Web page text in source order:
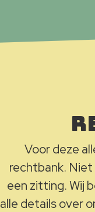
Voor deze
rechtbank.
een zitting. Wij
alle details over